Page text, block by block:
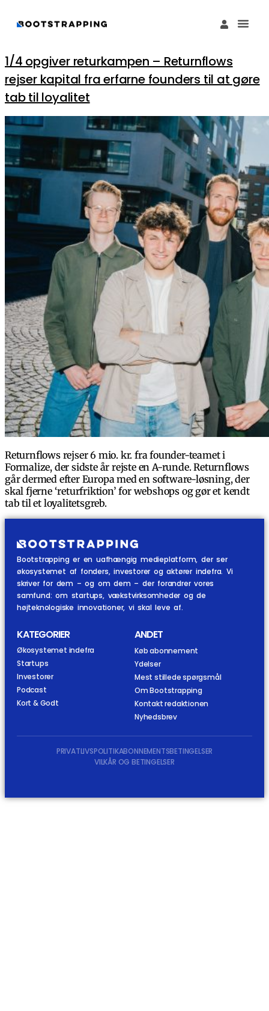
1/4 opgiver returkampen – Returnflows
rejser kapital fra erfarne founders til at gøre
tab til loyalitet
Returnflows rejser 6 mio. kr. fra founder-teamet i
Formalize, der sidste år rejste en A-runde. Returnflows
går dermed efter Europa med en software-løsning, der
skal fjerne ‘returfriktion’ for webshops og gør et kendt
tab til et loyalitetsgreb.
Bootstrapping er en uafhængig medieplatform, der ser
økosystemet af fonders, investorer og aktører indefra. Vi
skriver for dem – og om dem – der forandrer vores
samfund: om startups, vækstvirksomheder og de
højteknologiske innovationer, vi skal leve af.
KATEGORIER
Økosystemet indefra
Startups
Investorer
Podcast
Kort & Godt
ANDET
Køb abonnement
Ydelser
Mest stillede spørgsmål
Om Bootstrapping
Kontakt redaktionen
Nyhedsbrev
PRIVATLIVSPOLITIKABONNEMENTSBETINGELSER
VILKÅR OG BETINGELSER